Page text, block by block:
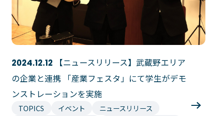
2024.12.12
【ニュースリリース】武蔵野エリア
の企業と連携 「産業フェスタ」にて学生がデモ
ンストレーションを実施
TOPICS イベント
ニュースリリース